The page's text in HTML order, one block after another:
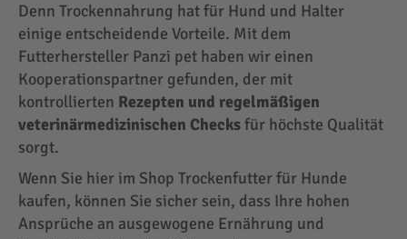
Denn Trockennahrung hat für Hund und Halter
einige entscheidende Vorteile. Mit dem
Futterhersteller Panzi pet haben wir einen
Kooperationspartner gefunden, der mit
kontrollierten Rezepten und regelmäßigen
veterinärmedizinischen Checksfür höchste Qualität
sorgt.
Wenn Sie hier im Shop Trockenfutter für Hunde
kaufen, können Sie sicher sein, dass Ihre hohen
Ansprüche an ausgewogene Ernährung und